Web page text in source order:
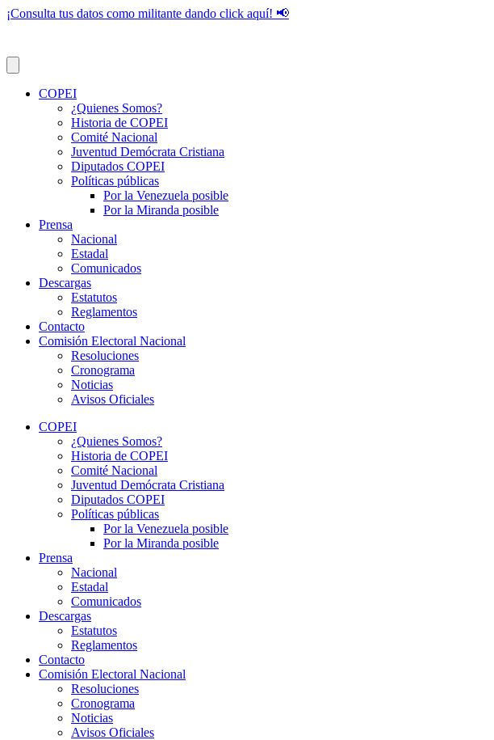
¡Consulta tus datos como militante dando click aquí! 📢
COPEI
¿Quienes Somos?
Historia de COPEI
Comité Nacional
Juventud Demócrata Cristiana
Diputados COPEI
Políticas públicas
Por la Venezuela posible
Por la Miranda posible
Prensa
Nacional
Estadal
Comunicados
Descargas
Estatutos
Reglamentos
Contacto
Comisión Electoral Nacional
Resoluciones
Cronograma
Noticias
Avisos Oficiales
COPEI
¿Quienes Somos?
Historia de COPEI
Comité Nacional
Juventud Demócrata Cristiana
Diputados COPEI
Políticas públicas
Por la Venezuela posible
Por la Miranda posible
Prensa
Nacional
Estadal
Comunicados
Descargas
Estatutos
Reglamentos
Contacto
Comisión Electoral Nacional
Resoluciones
Cronograma
Noticias
Avisos Oficiales